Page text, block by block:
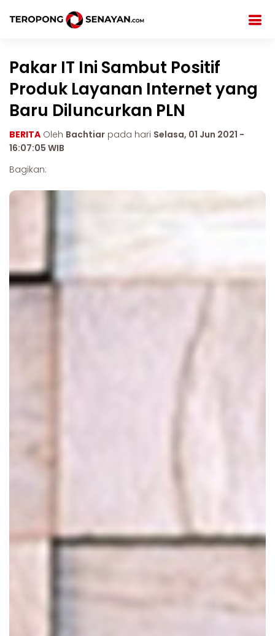
Pakar IT Ini Sambut Positif
Produk Layanan Internet yang
Baru Diluncurkan PLN
BERITA Oleh Bachtiar pada hari Selasa, 01 Jun 2021 -
16:07:05 WIB
Bagikan: